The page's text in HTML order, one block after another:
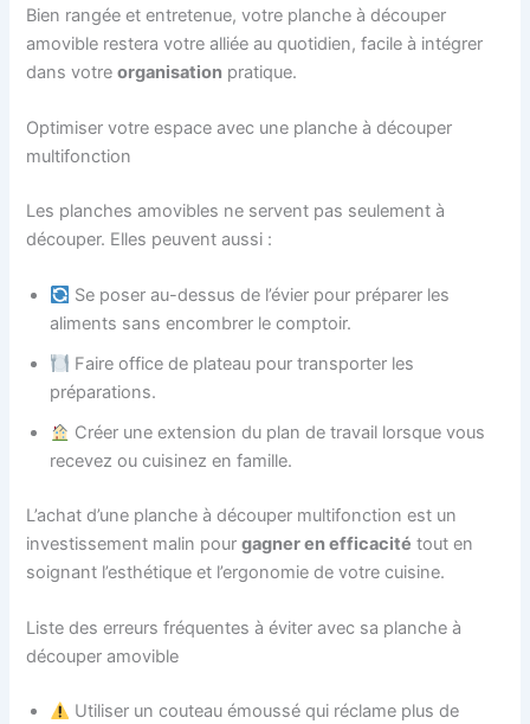
Bien rangée et entretenue, votre planche à découper
amovible restera votre alliée au quotidien, facile à intégrer
dans votreorganisation pratique.
Optimiser votre espace avec une planche à découper
multifonction
Les planches amovibles ne servent pas seulement à
découper. Elles peuvent aussi :
Se poser au-dessus de l’évier pour préparer les
aliments sans encombrer le comptoir.
Faire office de plateau pour transporter les
préparations.
Créer une extension du plan de travail lorsque vous
recevez ou cuisinez en famille.
L’achat d’une planche à découper multifonction est un
investissement malin pourgagner en efficacité tout en
soignant l’esthétique et l’ergonomie de votre cuisine.
Liste des erreurs fréquentes à éviter avec sa planche à
découper amovible
Utiliser un couteau émoussé qui réclame plus de